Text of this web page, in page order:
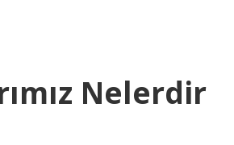
Nelerdir